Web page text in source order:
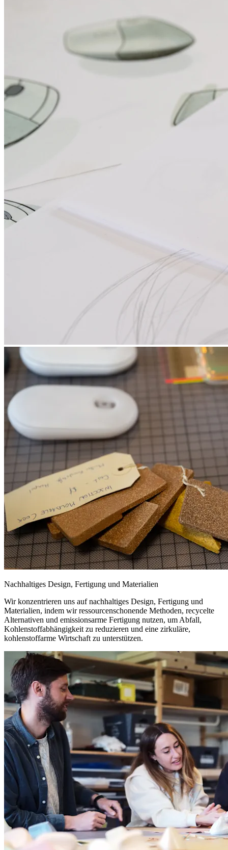
Nachhaltiges Design, Fertigung und Materialien
Wir konzentrieren uns auf nachhaltiges Design, Fertigung und
Materialien, indem wir ressourcenschonende Methoden, recycelte
Alternativen und emissionsarme Fertigung nutzen, um Abfall,
Kohlenstoffabhängigkeit zu reduzieren und eine zirkuläre,
kohlenstoffarme Wirtschaft zu unterstützen.